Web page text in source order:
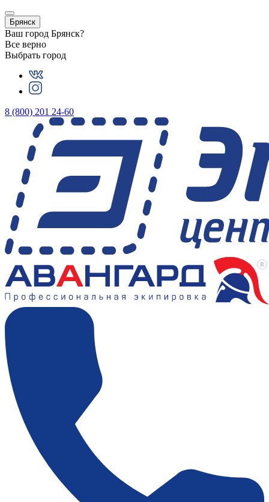
Брянск
Ваш город Брянск?
Все верно
Выбрать город
8 (800) 201 24-60